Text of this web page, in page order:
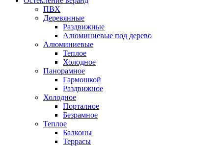
ПВХ
Деревянные
Раздвижные
Алюминиевые под дерево
Алюминиевые
Теплое
Холодное
Панорамное
Гармошкой
Раздвижное
Холодное
Порталное
Безрамное
Теплое
Балконы
Террасы